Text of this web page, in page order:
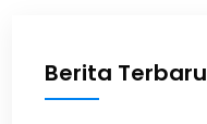
Berita Terbaru